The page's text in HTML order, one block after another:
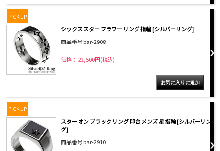
PICK UP
シックス スター フラワー リング 指輪 [シルバーリング]
商品番号 bar-2908
価格： 22,500円(税込)
PICK UP
スター オン ブラック リング 印台 メンズ 星 指輪 [シルバーリン
グ]
商品番号 bar-2910